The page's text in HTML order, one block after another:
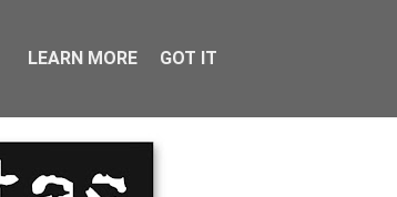
LEARN MORE GOT IT